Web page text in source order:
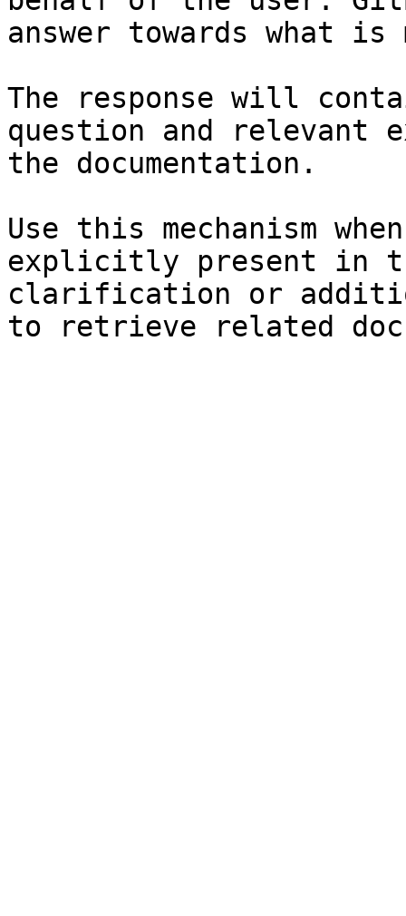
answer towards what
The response will
question and relevant
the documentation.
Use this mechanism
explicitly present in
clarification or